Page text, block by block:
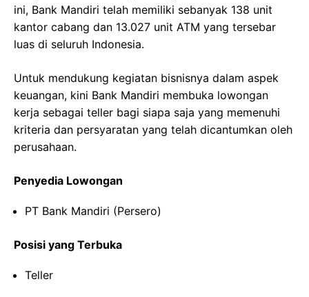
ini, Bank Mandiri telah memiliki sebanyak 138 unit
kantor cabang dan 13.027 unit ATM yang tersebar
luas di seluruh Indonesia.
Untuk mendukung kegiatan bisnisnya dalam aspek
keuangan, kini Bank Mandiri membuka lowongan
kerja sebagai teller bagi siapa saja yang memenuhi
kriteria dan persyaratan yang telah dicantumkan oleh
perusahaan.
Penyedia Lowongan
PT Bank Mandiri (Persero)
Posisi yang Terbuka
Teller